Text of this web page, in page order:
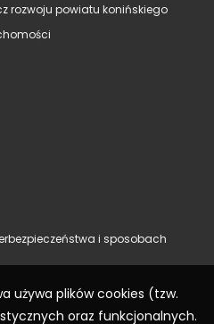
rozwoju powiatu konińskiego
i sposobach
używa plików cookies (tzw.
oraz funkcjonalnych.